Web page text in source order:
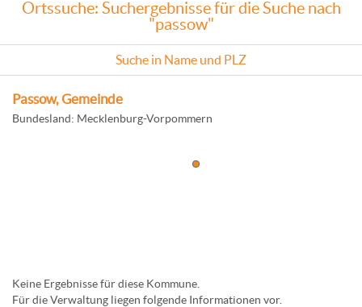
Ortssuche: Suchergebnisse für die Suche nach
"passow"
Suche in Name und PLZ
Passow, Gemeinde
Bundesland: Mecklenburg-Vorpommern
Keine Ergebnisse für diese Kommune.
Für die Verwaltung liegen folgende Informationen vor.